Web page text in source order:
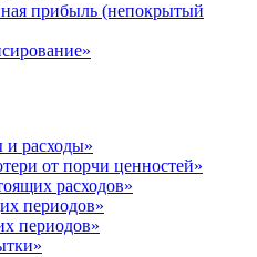
прибыль (непокрытый
и расходы»
от порчи ценностей»
расходов»
периодов»
периодов»